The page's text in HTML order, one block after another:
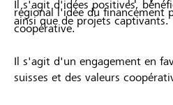
régional l'idée du financement
coopérative.
Il s'agit d'idées positives,
ainsi que de projets captivants.
Il s'agit d'un engagement en
suisses et des valeurs